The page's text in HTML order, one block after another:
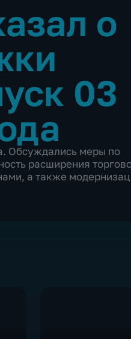
о
03
Обсуждались меры по
расширения
а также